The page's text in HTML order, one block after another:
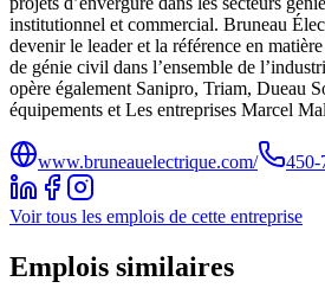
institutionnel et commercial. Bruneau
devenir le leader et la référence en
de génie civil dans l’ensemble de
opère également Sanipro, Triam, Dueau
équipements et Les entreprises Marcel
www.bruneauelectrique.com/ 450-
Voir tous les emplois de cette entreprise
Emplois similaires